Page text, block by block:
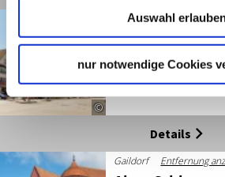
Auswahl
nur notwendige Cookies
©
Gaildorf Entfernung
Altes Rathaus
Details
Gaildorf Entfernung